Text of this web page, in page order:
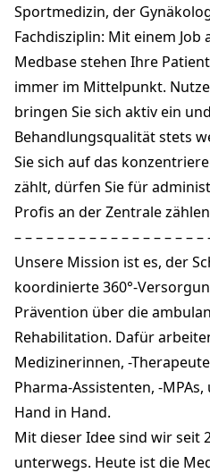
Sportmedizin, der
Fachdisziplin: Mit einem Job
Medbase stehen Ihre
immer im Mittelpunkt.
bringen Sie sich aktiv ein
Behandlungsqualität stets
Sie sich auf das
zählt, dürfen Sie für
Profis an der Zentrale
– – – – – – – – – – – – – – – – – –
Unsere Mission ist es, der
koordinierte 360°-
Prävention über die
Rehabilitation. Dafür
Medizinerinnen, -
Pharma-Assistenten, -
Hand in Hand.
Mit dieser Idee sind wir seit
unterwegs. Heute ist die